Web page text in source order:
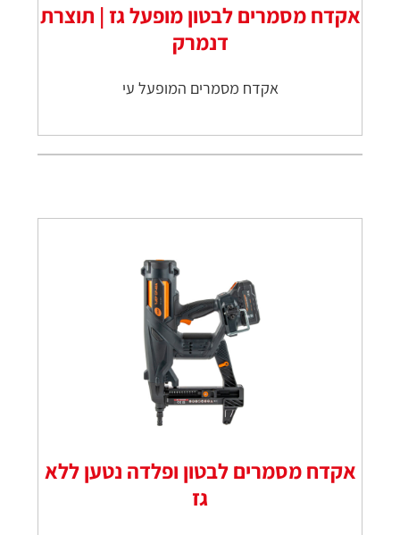
אקדח מסמרים לבטון מופעל גז | תוצרת
דנמרק
אקדח מסמרים המופעל עי
אקדח מסמרים לבטון ופלדה נטען ללא
גז